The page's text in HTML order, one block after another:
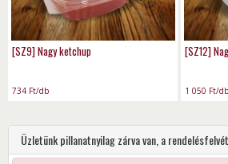
[SZ9] Nagy ketchup
734 Ft/db
[SZ12]
1 050 Ft/db
Üzletünk pillanatnyilag zárva van, a